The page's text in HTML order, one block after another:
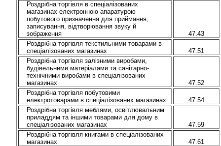
Роздрібна торгівля в спеціалізованих
магазинах електронною апаратурою
побутового призначення для приймання,
записування, відтворювання звуку й
зображення
47.43
Роздрібна торгівля текстильними товарами в
спеціалізованих магазинах
47.51
Роздрібна торгівля залізними виробами,
будівельними матеріалами та санітарно-
технічними виробами в спеціалізованих
магазинах
47.52
Роздрібна торгівля побутовими
електротоварами в спеціалізованих магазинах
47.54
Роздрібна торгівля меблями, освітлювальним
приладдям та іншими товарами для дому в
спеціалізованих магазинах
47.59
Роздрібна торгівля книгами в спеціалізованих
магазинах
47.61